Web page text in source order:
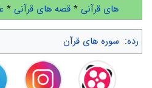
های قرآنی * قصه های قرآنی *
رده: سوره های قرآن